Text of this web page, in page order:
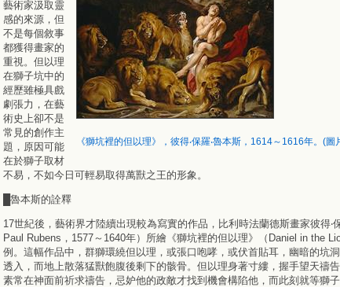
《獅坑裡的但以理》，彼得‧保羅‧魯本斯，1614～1616年。(
藝術家汲取靈
感的來源，但
不是每個敘事
都獲得畫家的
重視。但以理
在獅子坑中的
經歷雖極具戲
劇張力，在藝
術史上卻不是
常見的創作主
題，原因可能
在於獅子取材
不易，不如今日可輕易取得萬獸之王的形象。
█魯本斯的詮釋
17世紀後，藝術界才陸續出現較為寫實的作品，比利時法蘭德斯畫家彼得‧
Paul Rubens，1577～1640年）所繪《獅坑裡的但以理》（Daniel in the
例。這幅作品中，群獅環繞但以理，或張口咆哮，或伏首貼耳，幽暗的坑
透入，而地上散落猛獸飽腹後剩下的骸骨。但以理身著寸縷，握手望天禱
素常在神面前祈求禱告，忌妒他的政敵才找到機會構陷他，而此刻就等獅